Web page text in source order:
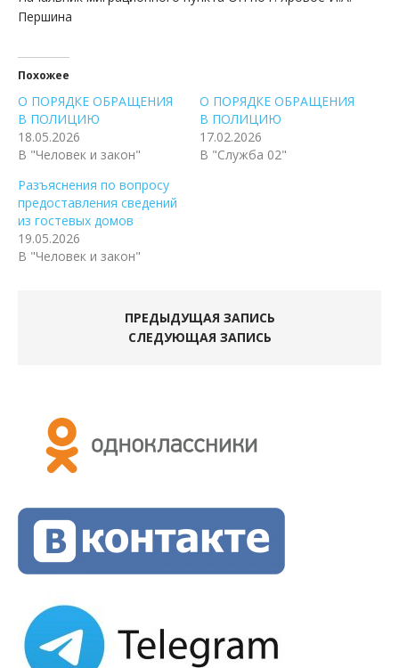
Першина
Похожее
О ПОРЯДКЕ ОБРАЩЕНИЯ
В ПОЛИЦИЮ
18.05.2026
В "Человек и закон"
О ПОРЯДКЕ ОБРАЩЕНИЯ
В ПОЛИЦИЮ
17.02.2026
В "Служба 02"
Разъяснения по вопросу
предоставления сведений
из гостевых домов
19.05.2026
В "Человек и закон"
ПРЕДЫДУЩАЯ ЗАПИСЬ
СЛЕДУЮЩАЯ ЗАПИСЬ